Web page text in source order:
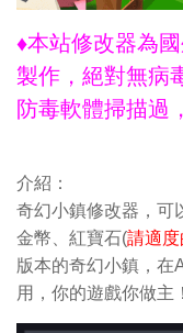
♦本站修改器為
製作，絕對無病
防毒軟體掃描過
介紹：
奇幻小鎮修改器，可
金幣、紅寶石(請適
版本的奇幻小鎮，在
用，你的遊戲你做主